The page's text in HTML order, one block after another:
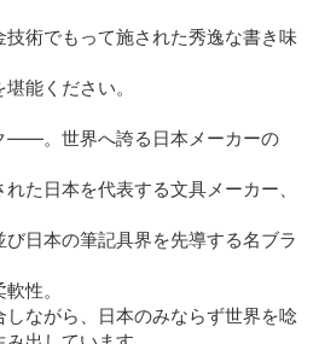
術でもって施された秀逸な書き味
能ください。
――。世界へ誇る日本メーカーの
た日本を代表する文具メーカー、
日本の筆記具界を先導する名ブラ
性。
ながら、日本のみならず世界を唸